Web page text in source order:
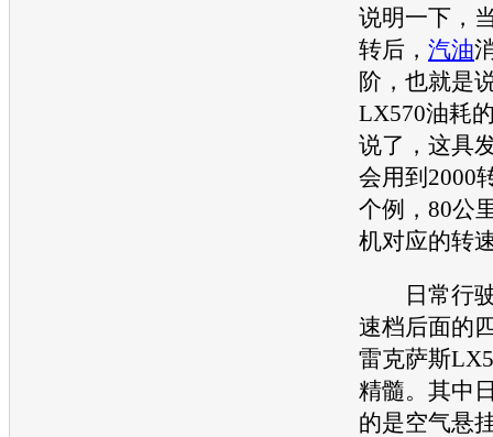
说明一下，
转后， 汽油
阶，也就是
LX570油耗
说了，这具
会用到2000
个例，80公
机对应的转
日常行驶
速档后面的
雷克萨斯
精髓。其中
的是空气悬